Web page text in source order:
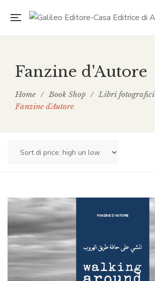
Fanzine d'Autore
Home / Book Shop / Libri fotografici
Fanzine d'Autore